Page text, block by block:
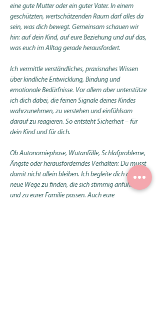
eine gute Mutter oder ein guter Vater. In einem
geschützten, wertschätzenden Raum darf alles da
sein, was dich bewegt. Gemeinsam schauen wir
hin: auf dein Kind, auf eure Beziehung und auf das,
was euch im Alltag gerade herausfordert.
Ich vermittle verständliches, praxisnahes Wissen
über kindliche Entwicklung, Bindung und
emotionale Bedürfnisse. Vor allem aber unterstütze
ich dich dabei, die feinen Signale deines Kindes
wahrzunehmen, zu verstehen und einfühlsam
darauf zu reagieren. So entsteht Sicherheit – für
dein Kind und für dich.
Ob Autonomiephase, Wutanfälle, Schlafprobleme,
Ängste oder herausforderndes Verhalten: Du musst
damit nicht allein bleiben. Ich begleite dich dabei,
neue Wege zu finden, die sich stimmig anfühlen
und zu eurer Familie passen. Auch eure